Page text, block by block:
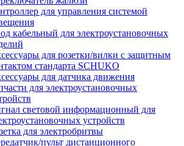
для управления системой
кабельный для электроустановочных
для розетки/вилки с защитным
стандарта SCHUKO
для датчика движения
для электроустановочных
световой информационный для
устройств
для электробритвы
пульт дистанционного